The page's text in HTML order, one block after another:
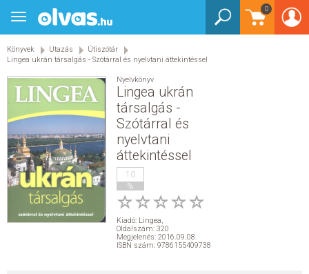
0
Toggle
navigation
Könyvek Utazás
Útiszótár
Lingea ukrán társalgás - Szótárral és nyelvtani áttekintéssel
Nyelvkönyv
Lingea ukrán
társalgás -
Szótárral és
nyelvtani
áttekintéssel
10
%
Kiadó: Lingea,
Oldalszám: 320
Megjelenés: 2016.09.08.
ISBN szám: 9786155409738
BEJELENTKEZÉS
KÖNYVEK
E-KÖNYVEK
EGYÉB TERMÉKEK
STAR WARS
AKCIÓ